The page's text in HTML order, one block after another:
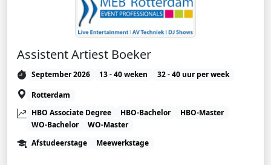
Assistent Artiest Boeker
September 2026 13 - 40 weken
32 - 40 uur per week
Rotterdam
HBO Associate Degree
HBO-Bachelor
HBO-Master
WO-Bachelor
WO-Master
Afstudeerstage
Meewerkstage